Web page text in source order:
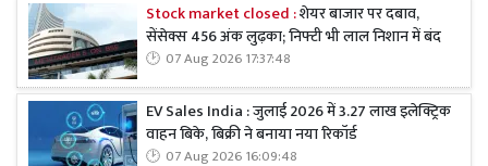
Stock market closed :शेयर बाजार पर दबाव,
सेंसेक्स 456 अंक लुढ़का; निफ्टी भी लाल निशान में बंद
07 Aug 2026 17:37:48
EV Sales India : जुलाई 2026 में 3.27 लाख इलेक्ट्रिक
वाहन बिके, बिक्री ने बनाया नया रिकॉर्ड
07 Aug 2026 16:09:48